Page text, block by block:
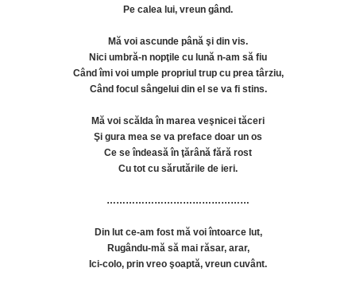
Pe calea lui, vreun gând.
Mă voi ascunde până şi din vis.
Nici umbră-n nopţile cu lună n-am să fiu
Când îmi voi umple propriul trup cu prea târziu,
Când focul sângelui din el se va fi stins.
Mă voi scălda în marea veşnicei tăceri
Şi gura mea se va preface doar un os
Ce se îndeasă în ţărână fără rost
Cu tot cu sărutările de ieri.
………………………………………
Din lut ce-am fost mă voi întoarce lut,
Rugându-mă să mai răsar, arar,
Ici-colo, prin vreo şoaptă, vreun cuvânt.